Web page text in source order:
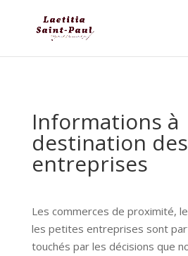
Informations à
destination des
entreprises
Les commerces de proximité,
les petites entreprises sont
touchés par les décisions que